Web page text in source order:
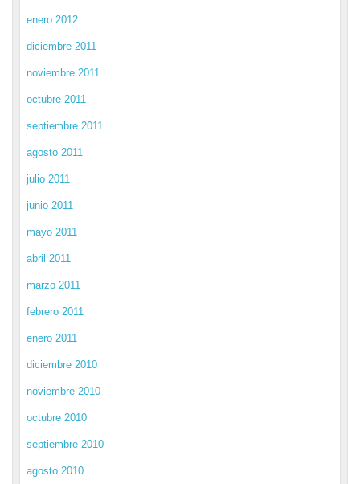
enero 2012
diciembre 2011
noviembre 2011
octubre 2011
septiembre 2011
agosto 2011
julio 2011
junio 2011
mayo 2011
abril 2011
marzo 2011
febrero 2011
enero 2011
diciembre 2010
noviembre 2010
octubre 2010
septiembre 2010
agosto 2010